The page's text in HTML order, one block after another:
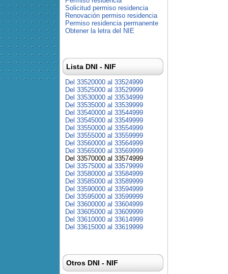
Solicitud permiso residencia
Renovación permiso residencia
Permiso residencia permanente
Obtener la letra del NIE
Lista DNI - NIF
Del 33520000 al 33524999
Del 33525000 al 33529999
Del 33530000 al 33534999
Del 33535000 al 33539999
Del 33540000 al 33544999
Del 33545000 al 33549999
Del 33550000 al 33554999
Del 33555000 al 33559999
Del 33560000 al 33564999
Del 33565000 al 33569999
Del 33570000 al 33574999
Del 33575000 al 33579999
Del 33580000 al 33584999
Del 33585000 al 33589999
Del 33590000 al 33594999
Del 33595000 al 33599999
Del 33600000 al 33604999
Del 33605000 al 33609999
Del 33610000 al 33614999
Del 33615000 al 33619999
Otros DNI - NIF